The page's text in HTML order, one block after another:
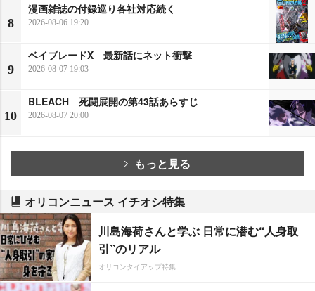
8
漫画雑誌の付録巡り各社対応続く
2026-08-06 19:20
9
ベイブレードX 最新話にネット衝撃
2026-08-07 19:03
10
BLEACH 死闘展開の第43話あらすじ
2026-08-07 20:00
もっと見る
オリコンニュース イチオシ特集
川島海荷さんと学ぶ 日常に潜む“人身取
引”のリアル
オリコンタイアップ特集